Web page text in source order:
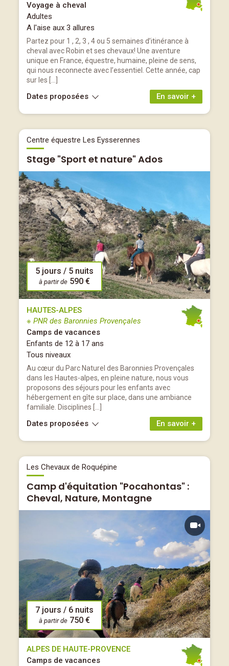
Voyage à cheval
Adultes
A l'aise aux 3 allures
Partez pour 1 , 2, 3 , 4 ou 5 semaines d’itinérance à
cheval avec Robin et ses chevaux! Une aventure
unique en France, équestre, humaine, pleine de sens,
qui nous reconnecte avec l’essentiel. Cette année, cap
sur les […]
En savoir +
Dates proposées
Centre équestre Les Eysserennes
Stage "Sport et nature" Ados
5 jours / 5 nuits
à partir de 590 €
HAUTES-ALPES
※ PNR des Baronnies Provençales
Camps de vacances
Enfants de 12 à 17 ans
Tous niveaux
Au cœur du Parc Naturel des Baronnies Provençales
dans les Hautes-alpes, en pleine nature, nous vous
proposons des séjours pour les enfants avec
hébergement en gîte sur place, dans une ambiance
familiale. Disciplines […]
En savoir +
Dates proposées
Les Chevaux de Roquépine
Camp d'équitation "Pocahontas" :
Cheval, Nature, Montagne
7 jours / 6 nuits
à partir de 750 €
ALPES DE HAUTE-PROVENCE
Camps de vacances